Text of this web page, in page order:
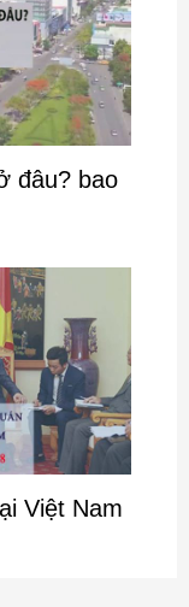
đâu? bao
Việt Nam